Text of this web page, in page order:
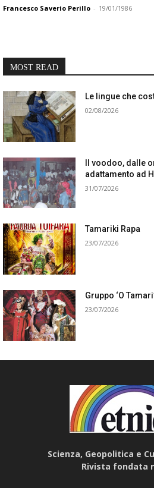
Francesco Saverio Perillo - 19/01/1986
MOST READ
Le lingue che
02/08/2026
Il voodoo, dalle
adattamento ad
31/07/2026
Tamariki Rapa
23/07/2026
Gruppo ‘O
23/07/2026
Scienza, Geopolitica e
Rivista fondata